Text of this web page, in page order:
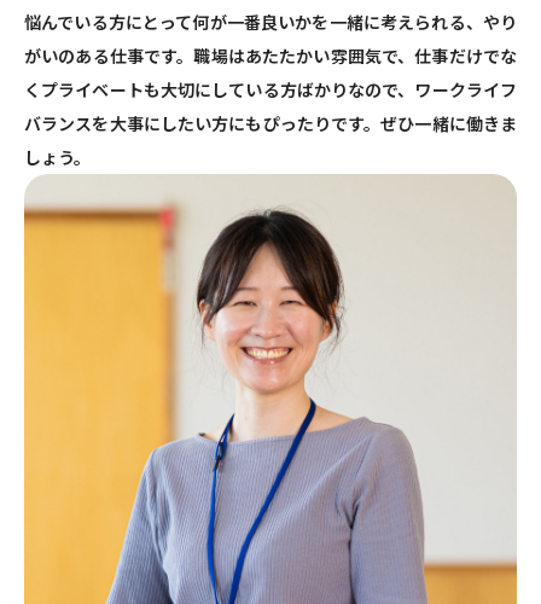
悩んでいる方にとって何が一番良いかを一緒に考えられる、やり
がいのある仕事です。職場はあたたかい雰囲気で、仕事だけでな
くプライベートも大切にしている方ばかりなので、ワークライフ
バランスを大事にしたい方にもぴったりです。ぜひ一緒に働きま
しょう。